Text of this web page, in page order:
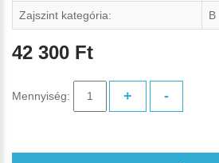
Zajszint kategória: B
42 300 Ft
Mennyiség: + -